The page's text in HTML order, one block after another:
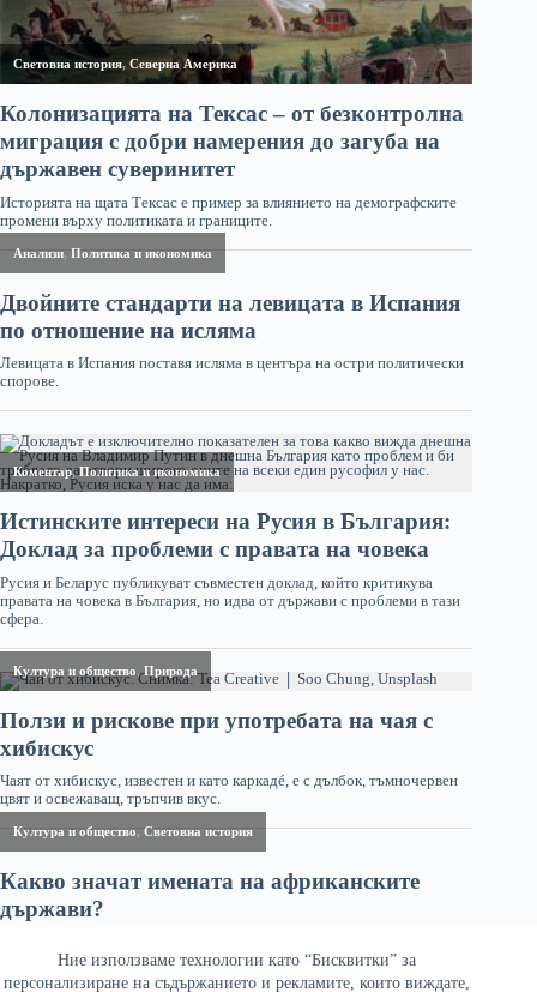
Ние използваме технологии като “Бисквитки” за
персонализиране на съдържанието и рекламите, които виждате,